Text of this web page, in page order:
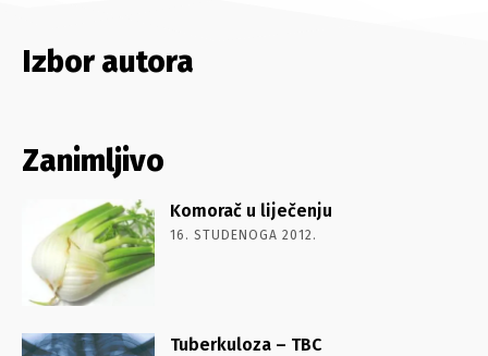
Izbor autora
Zanimljivo
Komorač u liječenju
16. STUDENOGA 2012.
Tuberkuloza – TBC